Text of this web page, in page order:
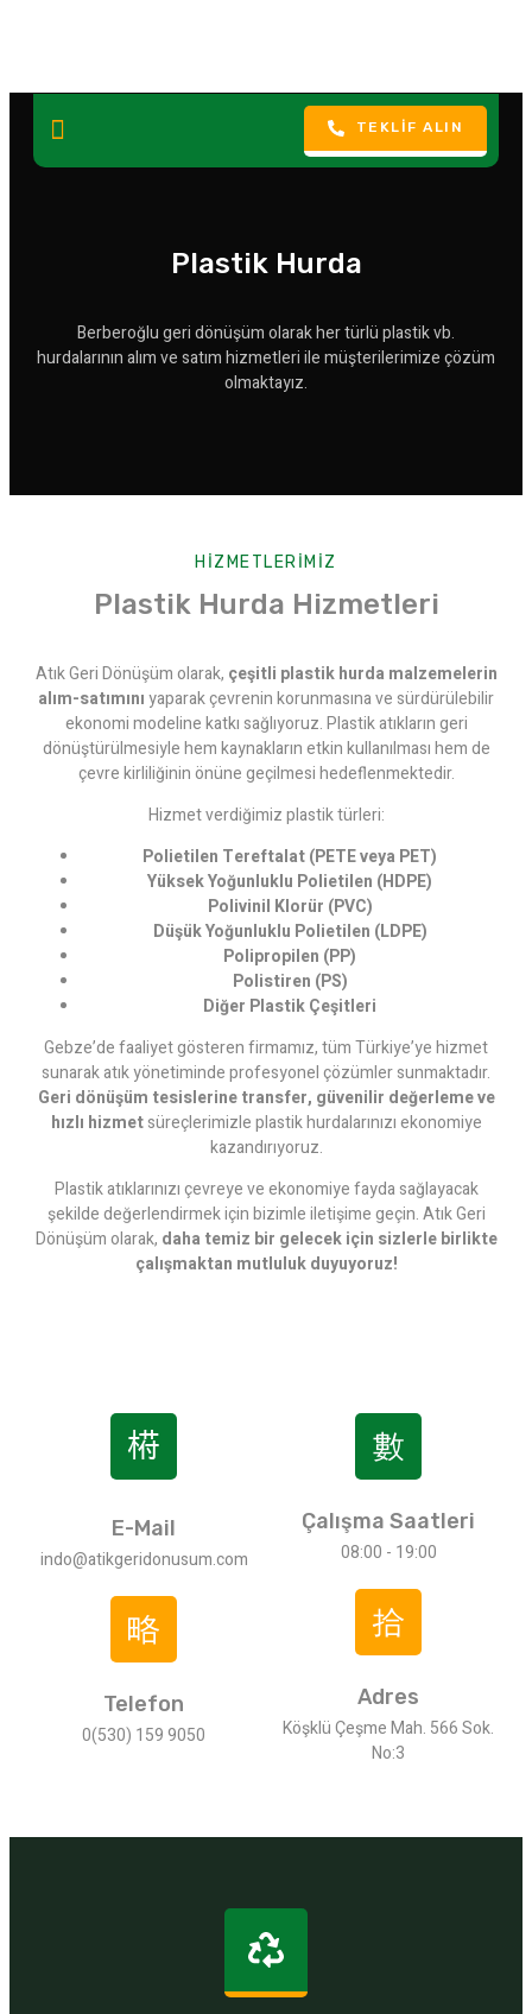
TEKLIF ALIN
Plastik Hurda
Berberoğlu geri dönüşüm olarak her türlü plastik vb.
hurdalarının alım ve satım hizmetleri ile müşterilerimize çözüm
olmaktayız.
HIZMETLERIMIZ
Plastik Hurda Hizmetleri
Atık Geri Dönüşüm olarak, çeşitli plastik hurda malzemelerin
alım-satımınıyaparak çevrenin korunmasına ve sürdürülebilir
ekonomi modeline katkı sağlıyoruz. Plastik atıkların geri
dönüştürülmesiyle hem kaynakların etkin kullanılması hem de
çevre kirliliğinin önüne geçilmesi hedeflenmektedir.
Hizmet verdiğimiz plastik türleri:
Polietilen Tereftalat (PETE veya PET)
Yüksek Yoğunluklu Polietilen (HDPE)
Polivinil Klorür (PVC)
Düşük Yoğunluklu Polietilen (LDPE)
Polipropilen (PP)
Polistiren (PS)
Diğer Plastik Çeşitleri
Gebze’de faaliyet gösteren firmamız, tüm Türkiye’ye hizmet
sunarak atık yönetiminde profesyonel çözümler sunmaktadır.
Geri dönüşüm tesislerine transfer, güvenilir değerleme ve
hızlı hizmetsüreçlerimizle plastik hurdalarınızı ekonomiye
kazandırıyoruz.
Plastik atıklarınızı çevreye ve ekonomiye fayda sağlayacak
şekilde değerlendirmek için bizimle iletişime geçin. Atık Geri
Dönüşüm olarak, daha temiz bir gelecek için sizlerle birlikte
çalışmaktan mutluluk duyuyoruz!
E-Mail
indo@atikgeridonusum.com
Telefon
0(530) 159 9050
Çalışma Saatleri
08:00 - 19:00
Adres
Köşklü Çeşme Mah. 566 Sok.
No:3